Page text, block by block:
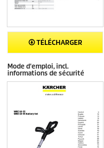
TÉLÉCHARGER
Mode d'emploi, incl.
informations de sécurité